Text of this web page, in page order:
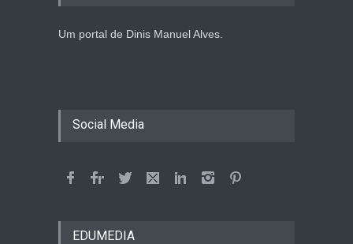
Um portal de Dinis Manuel Alves.
Social Media
EDUMEDIA